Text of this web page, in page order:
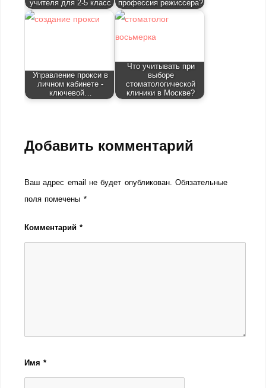
учителя для 2-5 класс профессия режиссера?
Управление прокси в
личном кабинете -
ключевой…
Что учитывать при
выборе
стоматологической
клиники в Москве?
Добавить комментарий
Ваш адрес email не будет опубликован. Обязательные
поля помечены *
Комментарий*
Имя*